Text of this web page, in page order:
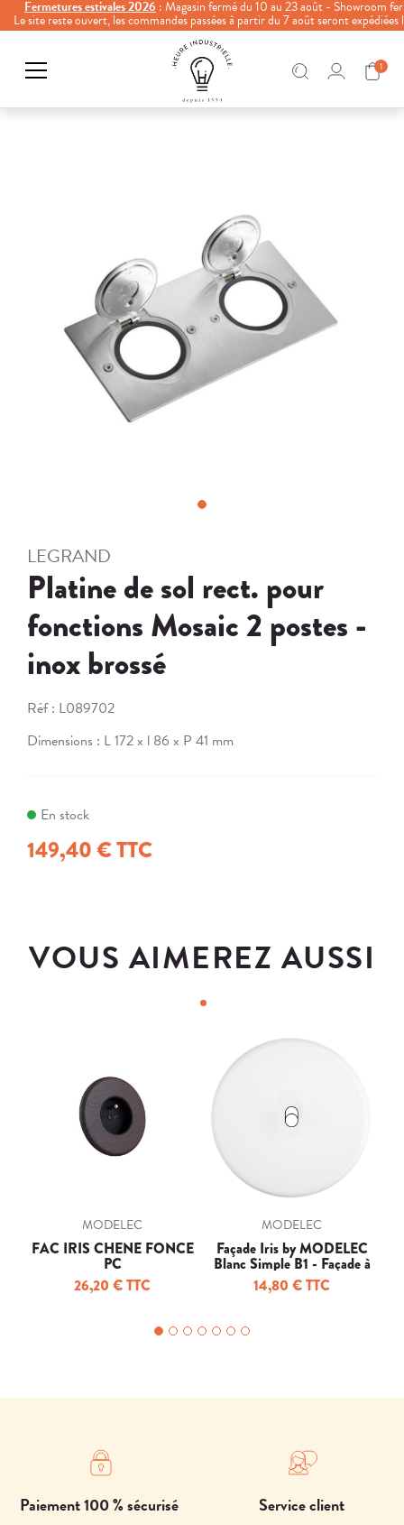
LEGRAND
Platine de sol rect. pour
fonctions Mosaic 2 postes -
inox brossé
Réf : L089702
Dimensions : L 172 x l 86 x P 41 mm
En stock
149,40 € TTC
VOUS AIMEREZ AUSSI
MODELEC
FAC IRIS CHENE FONCE
PC
26,20 € TTC
MODELEC
Façade Iris by MODELEC
Blanc Simple B1 - Façade à
clip.
14,80 € TTC
Paiement 100 % sécurisé Service client
Fermetures estivales 2026 : Magasin fermé du 10 au 23 août - Showroom
Le site reste ouvert, les commandes passées à partir du 7 août seront
1